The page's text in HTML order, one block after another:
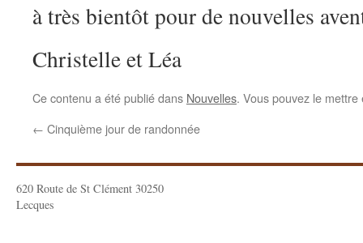
à très bientôt pour de nouvelles
Christelle et Léa
Ce contenu a été publié dans Nouvelles. Vous pouvez le
← Cinquième jour de randonnée
620 Route de St Clément 30250
Lecques